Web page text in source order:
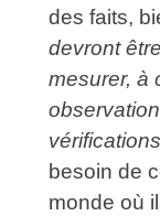
des faits,
devront
mesurer, à
besoin de
monde où